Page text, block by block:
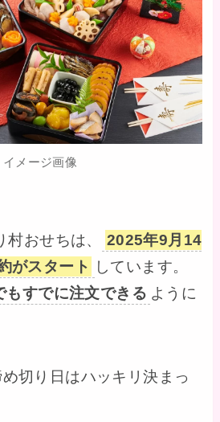
イメージ画像
おせちは、
2025年9月14
がスタート
しています。
すでに注文できる ように
切り日はハッキリ決まっ